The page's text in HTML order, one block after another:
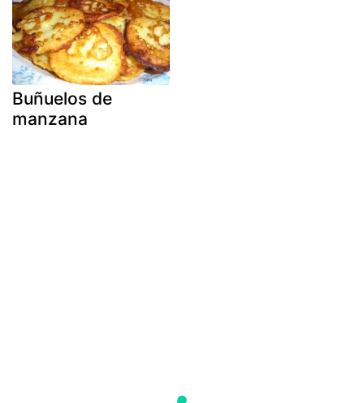
Buñuelos de
manzana